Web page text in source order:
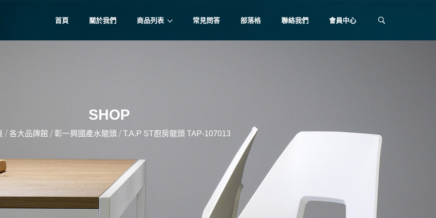
首頁 關於我們 商品列表 常見問答 部落格 聯絡我們 會員中心
SHOP
/ 各大品牌館 / 彰一興國產水龍頭 / T.A.P ST廚房龍頭 TAP-107013